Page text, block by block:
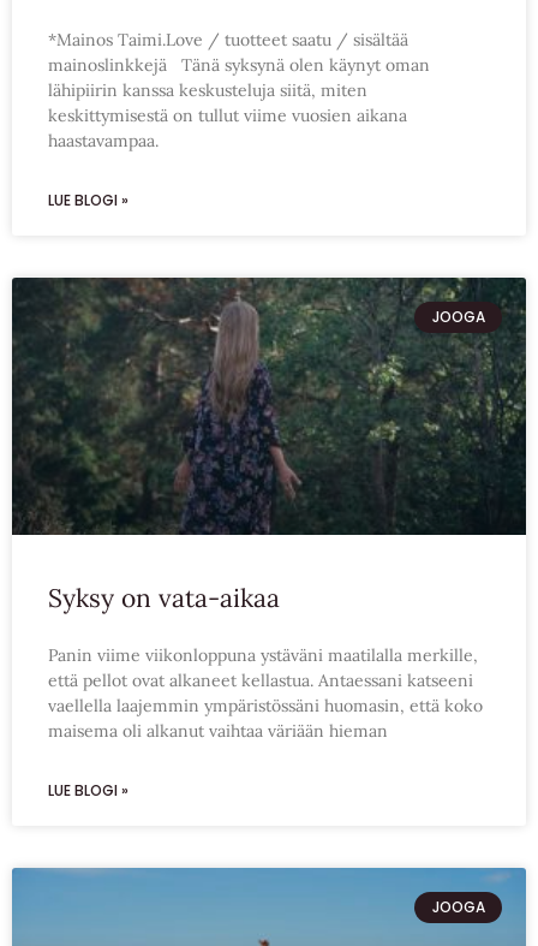
*Mainos Taimi.Love / tuotteet saatu / sisältää
mainoslinkkejä Tänä syksynä olen käynyt oman
lähipiirin kanssa keskusteluja siitä, miten
keskittymisestä on tullut viime vuosien aikana
haastavampaa.
LUE BLOGI »
JOOGA
Syksy on vata-aikaa
Panin viime viikonloppuna ystäväni maatilalla merkille,
että pellot ovat alkaneet kellastua. Antaessani katseeni
vaellella laajemmin ympäristössäni huomasin, että koko
maisema oli alkanut vaihtaa väriään hieman
LUE BLOGI »
JOOGA